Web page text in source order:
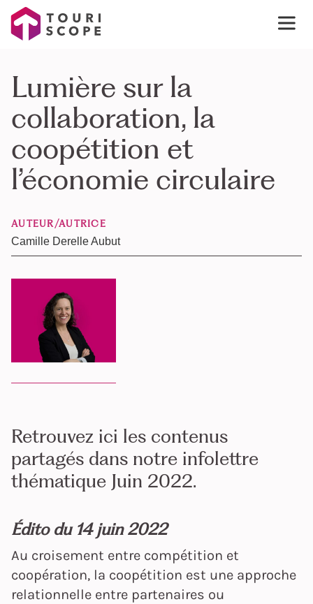
Lumière sur la
collaboration, la
coopétition et
l’économie circulaire
AUTEUR/AUTRICE
Camille Derelle Aubut
Retrouvez ici les contenus
partagés dans notre infolettre
thématique Juin 2022.
Édito du 14 juin 2022
Au croisement entre compétition et
coopération, la coopétition est une approche
relationnelle entre partenaires ou